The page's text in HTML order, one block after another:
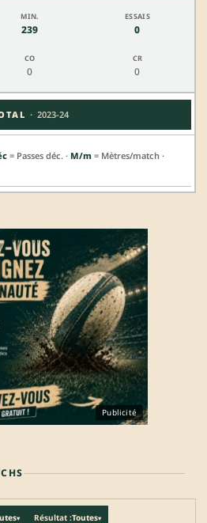
239 0
0 0
· 2023-24
= Passes déc. · M/m = Mètres/match ·
Publicité
▾ Résultat :Toutes▾